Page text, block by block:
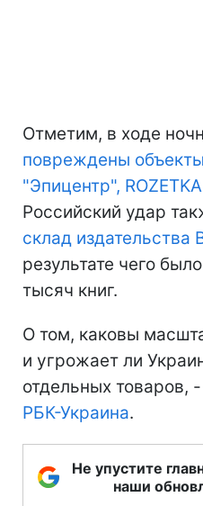
Отметим, в ходе
повреждены
"Эпицентр",
Российский удар
склад издательства
результате чего
тысяч книг.
О том, каковы
и угрожает ли
отдельных товаров, -
РБК-Украина.
Не упустите
наши